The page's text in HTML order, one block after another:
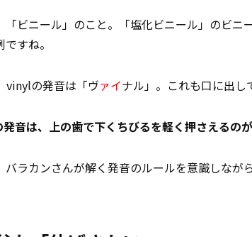
「ビニール」のこと。「塩化ビニール」のビニ
すね。
vinylの発音は「ヴァイナル」。これも口に出し
発音は、上の歯で下くちびるを軽く押さえるのが
バラカンさんが解く発音のルールを意識しなが